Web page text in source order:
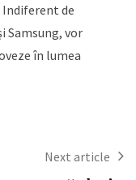
de
Samsung, vor
în lumea
Next article